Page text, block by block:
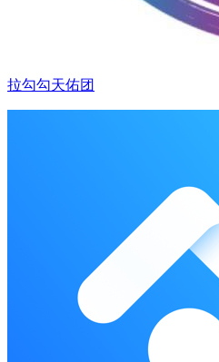
拉勾勾天佑团